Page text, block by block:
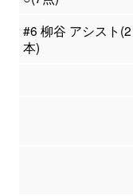
#6 柳谷 アシスト(2
本)